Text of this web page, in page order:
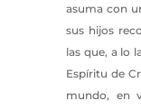
asuma con
sus hijos
las que, a lo
Espíritu de
mundo, en